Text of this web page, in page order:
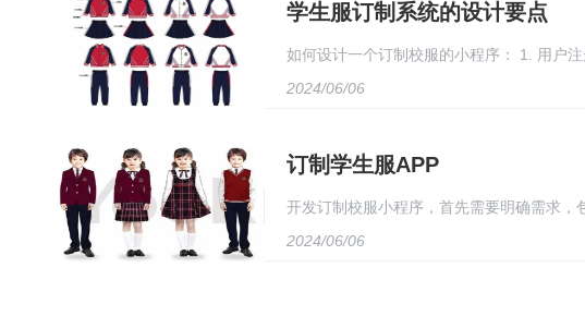
学生服订制系统的设计要点
如何设计一个订制校服的小程序： 1. 用户
用户选择，包括身高、胸围、肩宽等。 3.
2024/06/06
订制学生服APP
开发订制校服小程序，首先需要明确需求
单。接着，开发小程序后台，处理订单、生
2024/06/06